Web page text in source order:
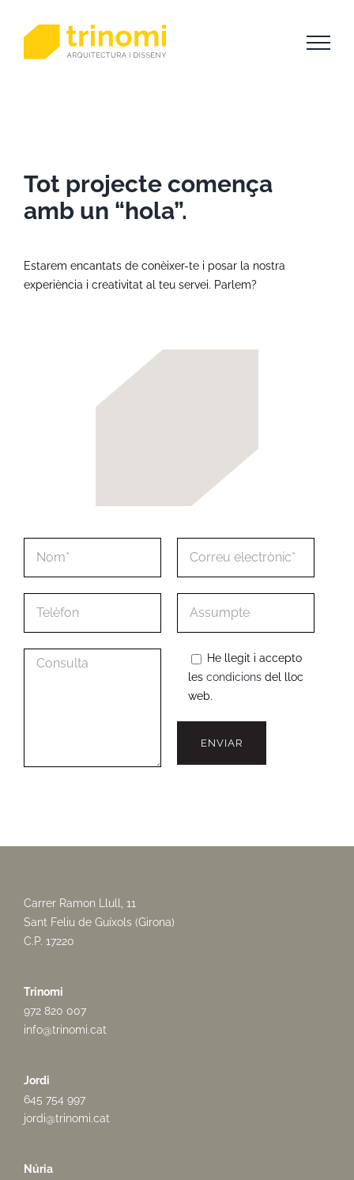
Tot projecte comença
amb un “hola”.
Estarem encantats de conèixer-te i posar la nostra
experiència i creativitat al teu servei. Parlem?
He llegit i accepto
les condicions del lloc
web.
Carrer Ramon Llull, 11
Sant Feliu de Guíxols (Girona)
C.P. 17220
Trinomi
972 820 007
info@trinomi.cat
Jordi
645 754 997
jordi@trinomi.cat
Núria